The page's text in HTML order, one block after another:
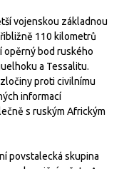
vojenskou základnou
110 kilometrů
opěrný bod ruského
a Tessalitu.
proti civilnímu
informací
s ruským Africkým
povstalecká skupina